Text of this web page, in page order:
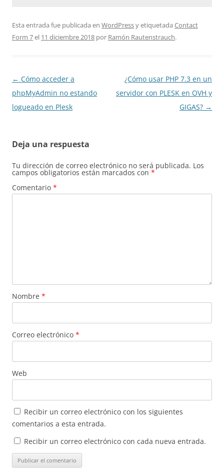
Esta entrada fue publicada en WordPressy etiquetada Contact
Form 7el 11 diciembre 2018 por Ramón Rautenstrauch.
Navegación
de
entradas
← Cómo acceder a
phpMyAdmin no estando
logueado en Plesk
¿Cómo usar PHP 7.3 en un
servidor con PLESK en OVH y
GIGAS? →
Deja una respuesta
Tu dirección de correo electrónico no será publicada. Los
campos obligatorios están marcados con *
Comentario *
Nombre *
Correo electrónico *
Web
Recibir un correo electrónico con los siguientes
comentarios a esta entrada.
Recibir un correo electrónico con cada nueva entrada.